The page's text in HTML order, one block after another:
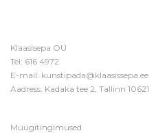
Klaasisepa OÜ
Tel: 616 4972
E-mail: kunstipada@klaasissepa.ee
Aadress: Kadaka tee 2, Tallinn 10621
Müügitingimused